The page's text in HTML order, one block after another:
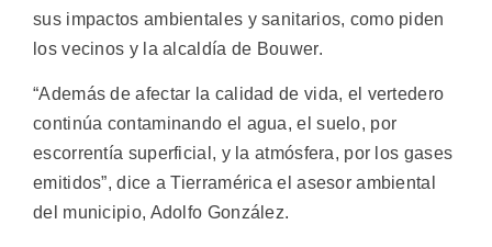
sus impactos ambientales y sanitarios, como piden
los vecinos y la alcaldía de Bouwer.
“Además de afectar la calidad de vida, el vertedero
continúa contaminando el agua, el suelo, por
escorrentía superficial, y la atmósfera, por los gases
emitidos”, dice a Tierramérica el asesor ambiental
del municipio, Adolfo González.